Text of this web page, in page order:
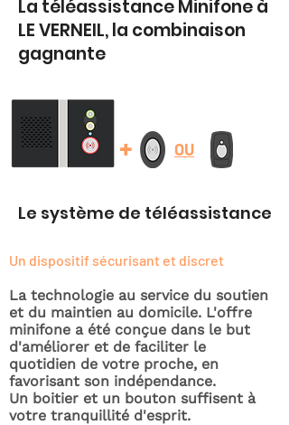
La téléassistance Minifone à
LE VERNEIL, la combinaison
gagnante
+ OU
Le système de téléassistance
Un dispositif sécurisant et discret
La technologie au service du soutien
et du maintien au domicile. L'offre
minifone a été conçue dans le but
d'améliorer et de faciliter le
quotidien de votre proche, en
favorisant son indépendance.
Un boitier et un bouton suffisent à
votre tranquillité d'esprit.